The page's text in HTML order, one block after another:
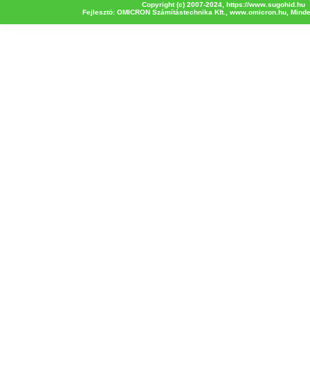
Copyright (c) 2007-2024, https://www.sugohid.hu
Fejlesztö: OMICRON Számítástechnika Kft., www.omicron.hu,